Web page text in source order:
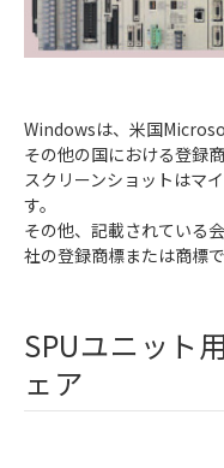
Windowsは、米国
その他の国における登録
スクリーンショットはマ
す。
その他、記載されている
社の登録商標または商標で
SPUユニット
ェア